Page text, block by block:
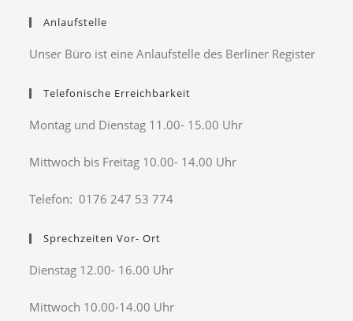
Anlaufstelle
Unser Büro ist eine Anlaufstelle des Berliner Register
Telefonische Erreichbarkeit
Montag und Dienstag 11.00- 15.00 Uhr
Mittwoch bis Freitag 10.00- 14.00 Uhr
Telefon: 0176 247 53 774
Sprechzeiten Vor- Ort
Dienstag 12.00- 16.00 Uhr
Mittwoch 10.00-14.00 Uhr